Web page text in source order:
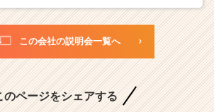
この会社の説明会一覧へ
のページをシェアする